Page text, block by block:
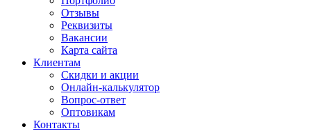
Отзывы
Реквизиты
Вакансии
Карта сайта
Клиентам
Скидки и акции
Онлайн-калькулятор
Вопрос-ответ
Оптовикам
Контакты